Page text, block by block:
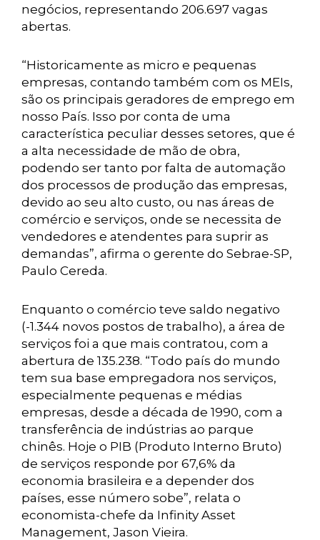
negócios, representando 206.697 vagas
abertas.
“Historicamente as micro e pequenas
empresas, contando também com os MEIs,
são os principais geradores de emprego em
nosso País. Isso por conta de uma
característica peculiar desses setores, que é
a alta necessidade de mão de obra,
podendo ser tanto por falta de automação
dos processos de produção das empresas,
devido ao seu alto custo, ou nas áreas de
comércio e serviços, onde se necessita de
vendedores e atendentes para suprir as
demandas”, afirma o gerente do Sebrae-SP,
Paulo Cereda.
Enquanto o comércio teve saldo negativo
(-1.344 novos postos de trabalho), a área de
serviços foi a que mais contratou, com a
abertura de 135.238. “Todo país do mundo
tem sua base empregadora nos serviços,
especialmente pequenas e médias
empresas, desde a década de 1990, com a
transferência de indústrias ao parque
chinês. Hoje o PIB (Produto Interno Bruto)
de serviços responde por 67,6% da
economia brasileira e a depender dos
países, esse número sobe”, relata o
economista-chefe da Infinity Asset
Management, Jason Vieira.